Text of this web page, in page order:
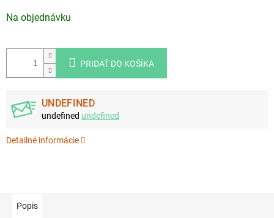
cena:
Na objednávku
PRIDAŤ DO KOŠÍKA
UNDEFINED
undefined undefined
Detailné informácie
Popis